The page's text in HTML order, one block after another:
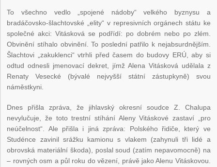
To všechno vedlo „spojené nádoby“ velkého byznysu a
bradáčovsko-šlachtovské „elity“ v represivních orgánech státu ke
společné akci: Vitásková se podřídí: po dobrém nebo po zlém.
Obvinění stíhalo obvinění. To poslední patřilo k nejabsurdnějším.
Šlachtovi „zakuklenci“ vtrhli před časem do budovy ERÚ, aby si
odtud odnesli jmenovací dekret, jímž Alena Vitásková udělala z
Renaty Vesecké (bývalé nejvyšší státní zástupkyně) svou
náměstkyni.
Dnes přišla zpráva, že jihlavský okresní soudce Z. Chalupa
nevylučuje, že toto trestní stíhání Aleny Vitáskové zastaví „pro
neúčelnost“. Ale přišla i jiná zpráva: Polského řidiče, který ve
Studénce zavinil srážku kamionu s vlakem (zahynuli tři lidé a
obrovská materiální škoda), poslal soud (zatím nepavomocně) na
– rovných osm a půl roku do vězení, právě jako Alenu Vitáskovou.